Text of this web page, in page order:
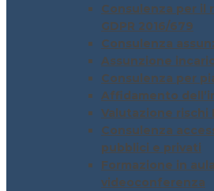
Consulenza per il
GDPR 2016/679
Consulenza
Assunzione
Consulenza per
Affidamento
Valutazione rischi
Consulenza
pubblici e privati
Formazione in
videoconferenza